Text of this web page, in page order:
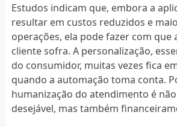
Estudos indicam que, embora a
resultar em custos reduzidos e
operações, ela pode fazer com que
cliente sofra. A personalização,
do consumidor, muitas vezes fica
quando a automação toma conta.
humanização do atendimento é
desejável, mas também